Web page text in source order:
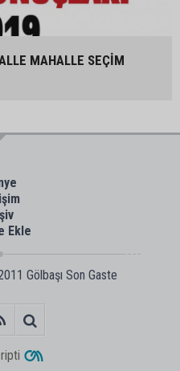
MAHALLE SEÇİM
Ekle
Gölbaşı Son Gaste